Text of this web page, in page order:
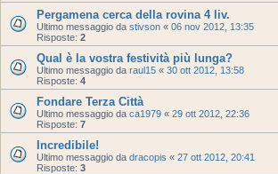
Pergamena cerca della rovina 4 liv.
Ultimo messaggio da stivson « 06 nov 2012, 13:35
Risposte: 2
Qual è la vostra festività più lunga?
Ultimo messaggio da raul15 « 30 ott 2012, 13:58
Risposte: 4
Fondare Terza Città
Ultimo messaggio da ca1979 « 29 ott 2012, 22:36
Risposte: 7
Incredibile!
Ultimo messaggio da dracopis « 27 ott 2012, 20:41
Risposte: 3